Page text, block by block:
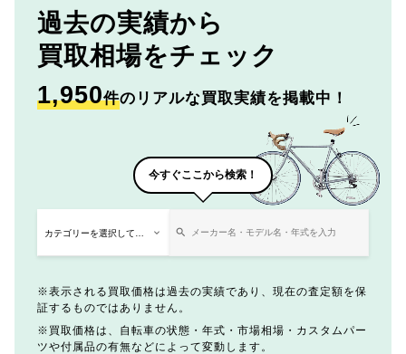
過去の実績から
買取相場をチェック
1,950件のリアルな買取実績を掲載中！
今すぐここから検索！
表示される買取価格は過去の実績であり、現在の査定額を保
証するものではありません。
買取価格は、自転車の状態・年式・市場相場・カスタムパー
ツや付属品の有無などによって変動します。